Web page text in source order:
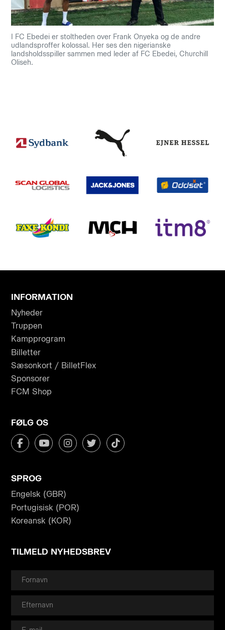
I FC Ebedei er stoltheden over Frank Onyeka og de andre
udlandsproffer kolossal. Her ses den nigerianske
landsholdsspiller sammen med leder af FC Ebedei, Churchill
Oliseh.
INFORMATION
Nyheder
Truppen
Kampprogram
Billetter
Sæsonkort / BilletFlex
Sponsorer
FCM Shop
FØLG OS
SPROG
Engelsk (GBR)
Portugisisk (POR)
Koreansk (KOR)
TILMELD NYHEDSBREV